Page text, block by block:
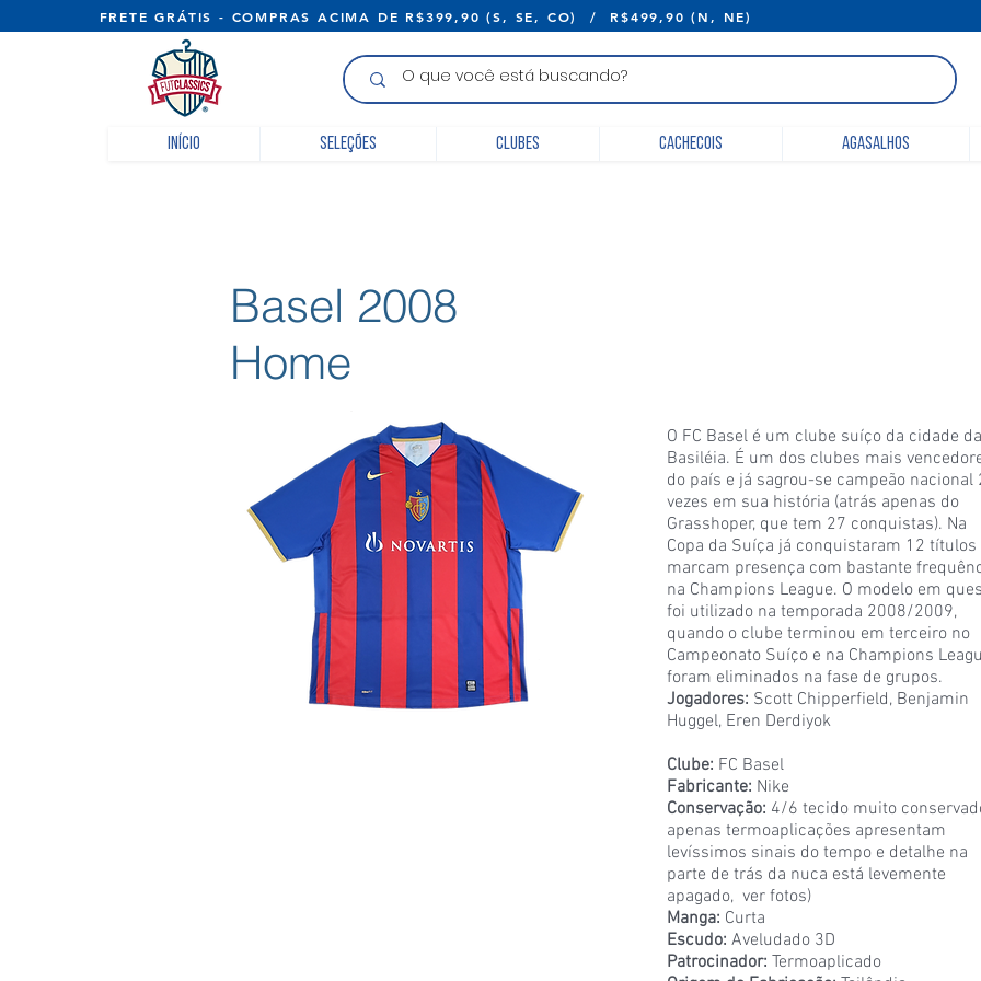
FRETE GRÁTIS - COMPRAS ACIMA DE R$399,90 (S, SE, CO) / R$499,90 (N,
Início Seleções Clubes Cachecois Agasalhos
Basel 2008
Home
O FC Basel é um clube suíço da cidade da
Basiléia. É um dos clubes mais
do país e já sagrou-se campeão nacional
vezes em sua história (atrás apenas do
Grasshoper, que tem 27 conquistas). Na
Copa da Suíça já conquistaram 12 títulos
marcam presença com bastante
na Champions League. O modelo em
foi utilizado na temporada 2008/2009,
quando o clube terminou em terceiro no
Campeonato Suíço e na Champions
foram eliminados na fase de grupos.
Jogadores: Scott Chipperfield, Benjamin
Huggel, Eren Derdiyok
Clube: FC Basel
Fabricante: Nike
Conservação: 4/6 tecido muito
apenas termoaplicações apresentam
levíssimos sinais do tempo e detalhe na
parte de trás da nuca está levemente
apagado, ver fotos)
Manga: Curta
Escudo: Aveludado 3D
Patrocinador: Termoaplicado